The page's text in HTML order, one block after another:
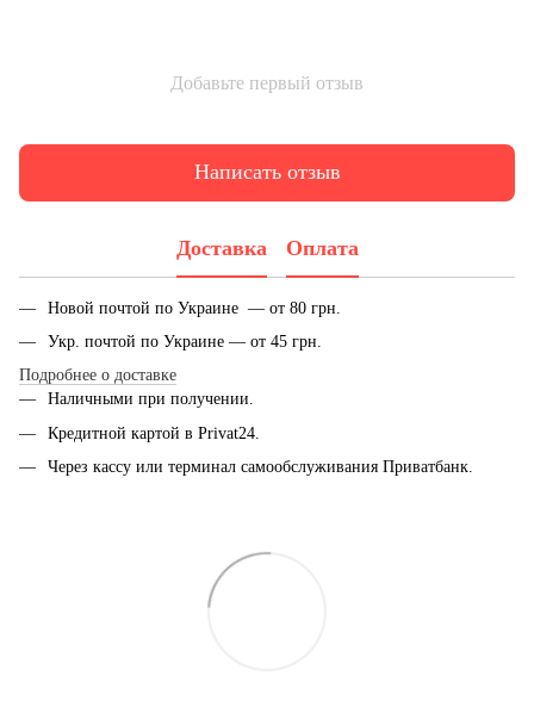
Добавьте первый отзыв
Написать отзыв
Доставка Оплата
Новой почтой по Украине — от 80 грн.
Укр. почтой по Украине — от 45 грн.
Подробнее о доставке
Наличными при получении.
Кредитной картой в Privat24.
Через кассу или терминал самообслуживания Приватбанк.